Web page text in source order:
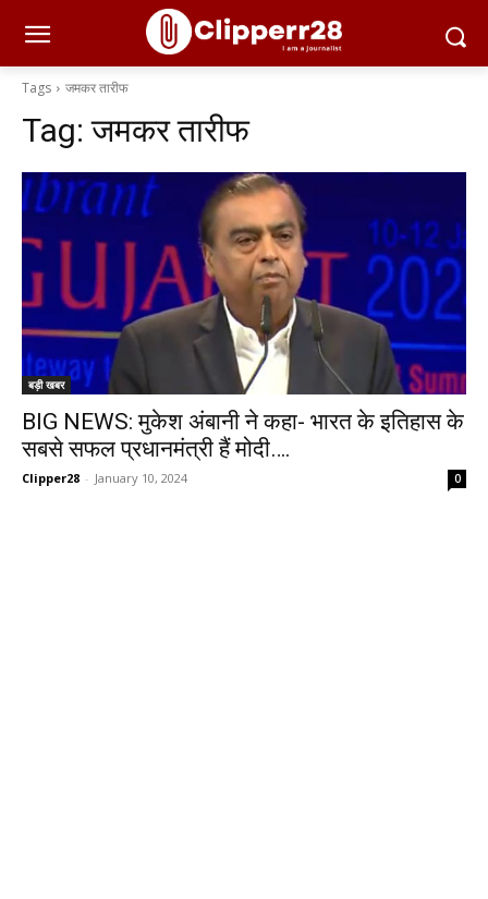
Tags जमकर तारीफ
Tag:जमकर तारीफ
बड़ी खबर
BIG NEWS: मुकेश अंबानी ने कहा- भारत के इतिहास के
सबसे सफल प्रधानमंत्री हैं मोदी….
Clipper28 - January 10, 2024 0